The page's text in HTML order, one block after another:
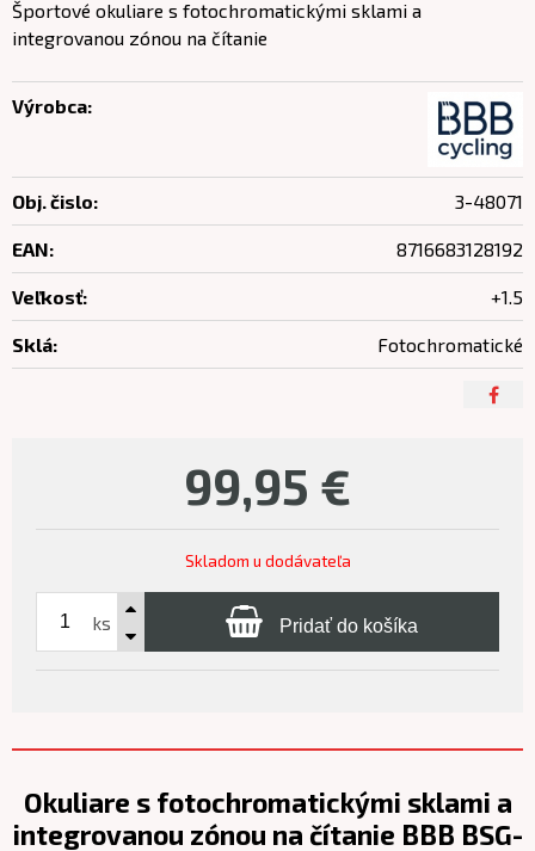
99,95 €
Skladom u dodávateľa
ks Pridať do košíka
Športové okuliare s fotochromatickými sklami a
integrovanou zónou na čítanie
Výrobca:
Obj. čislo: 3-48071
EAN: 8716683128192
Veľkosť: +1.5
Sklá: Fotochromatické
Okuliare s fotochromatickými sklami a
integrovanou zónou na čítanie BBB BSG-